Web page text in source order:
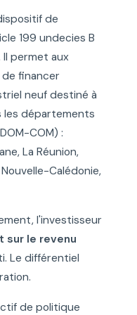
de
199 undecies B
permet aux
financer
neuf destiné à
les départements
COM) :
La Réunion,
Calédonie,
l'investisseur
sur le revenu
Le différentiel
de politique